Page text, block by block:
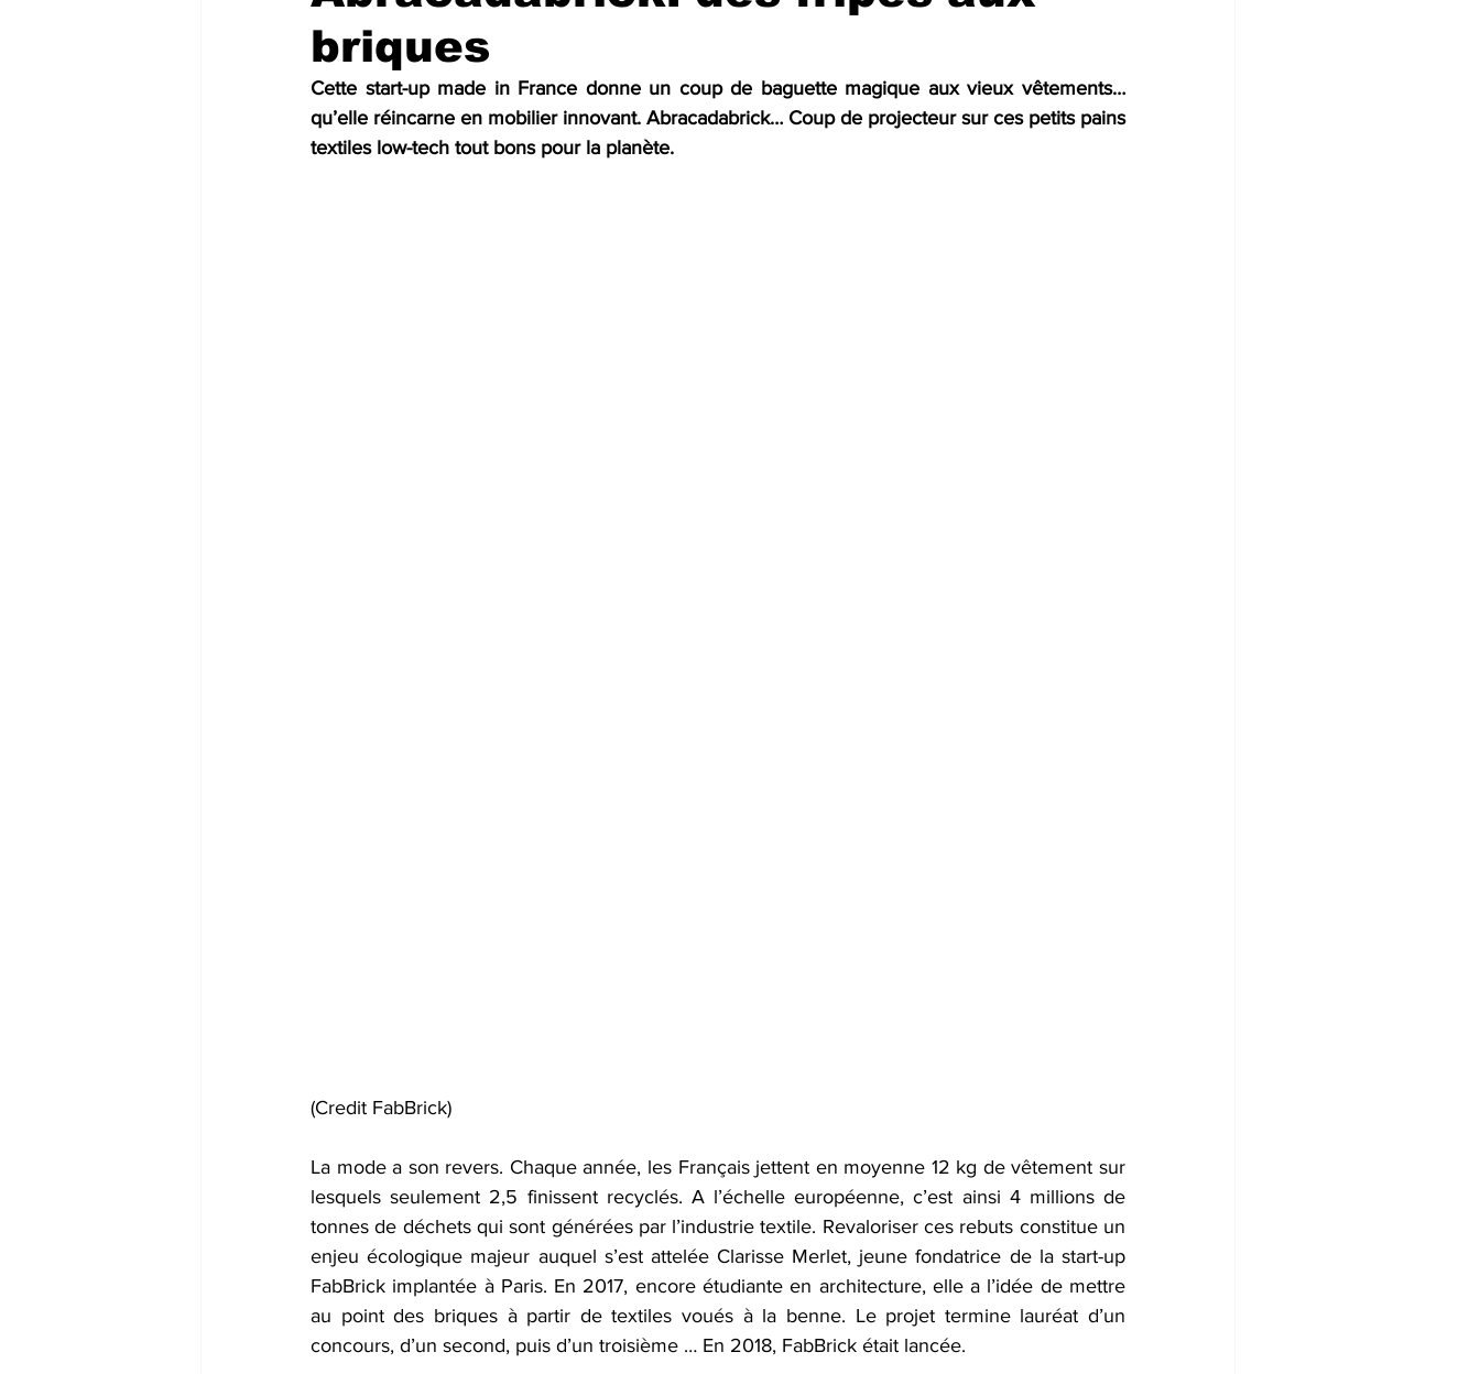
Futuristic companies Africa
briques
Cette start-up made in France donne un coup de baguette magique aux vieux vêtements…
qu’elle réincarne en mobilier innovant. Abracadabrick… Coup de projecteur sur ces petits pains
textiles low-tech tout bons pour la planète.
(Credit FabBrick)
La mode a son revers. Chaque année, les Français jettent en moyenne 12 kg de vêtement sur
lesquels seulement 2,5 finissent recyclés. A l’échelle européenne, c’est ainsi 4 millions de
tonnes de déchets qui sont générées par l’industrie textile. Revaloriser ces rebuts constitue un
enjeu écologique majeur auquel s’est attelée Clarisse Merlet, jeune fondatrice de la start-up
FabBrick implantée à Paris. En 2017, encore étudiante en architecture, elle a l’idée de mettre
au point des briques à partir de textiles voués à la benne. Le projet termine lauréat d’un
concours, d’un second, puis d’un troisième … En 2018, FabBrick était lancée.